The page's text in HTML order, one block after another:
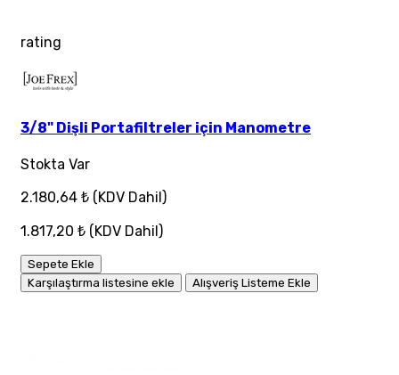
rating
3/8" Dişli Portafiltreler için Manometre
Stokta Var
2.180,64 ₺ (KDV Dahil)
1.817,20 ₺ (KDV Dahil)
Sepete Ekle
Karşılaştırma listesine ekle
Alışveriş Listeme Ekle